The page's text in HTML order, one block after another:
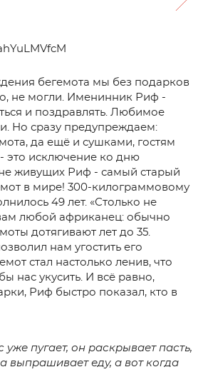
бегемота мы без подарков
не могли. Именинник Риф -
и поздравлять. Любимое
Но сразу предупреждаем:
да ещё и сушками, гостям
это исключение ко дню
живущих Риф - самый старый
в мире! 300-килограммовому
49 лет. «Столько не
любой африканец: обычно
дотягивают лет до 35.
нам угостить его
стал настолько ленив, что
нас укусить. И всё равно,
Риф быстро показал, кто в
уже пугает, он раскрывает пасть,
выпрашивает еду, а вот когда